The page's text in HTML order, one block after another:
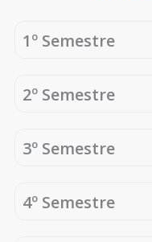
1º Semestre
2º Semestre
3º Semestre
4º Semestre